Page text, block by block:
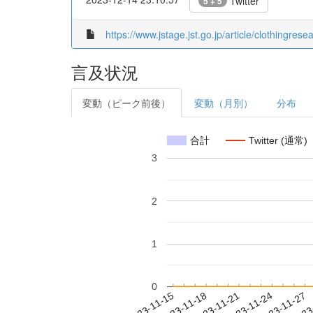
https://www.jstage.jst.go.jp/article/
言及状況
変動（ピーク前後） 変動（月別） 分布
合計 Twitter (通常)
0
1
2
3